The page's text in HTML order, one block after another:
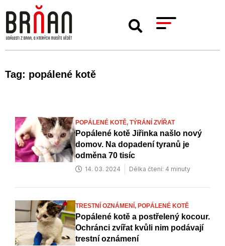
Tag: popálené kotě
POPÁLENÉ KOTĚ, TÝRÁNÍ ZVÍŘAT
Popálené kotě Jiřinka našlo nový
domov. Na dopadení tyranů je
odměna 70 tisíc
14. 03. 2024 Délka čtení: 4 minuty
TRESTNÍ OZNÁMENÍ, POPÁLENÉ KOTĚ
Popálené kotě a postřelený kocour.
Ochránci zvířat kvůli nim podávají
trestní oznámení